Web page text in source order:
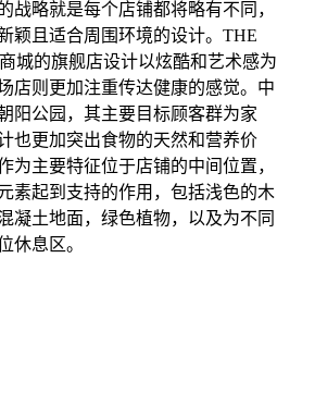
战略就是每个店铺都将略有不同，
颖且适合周围环境的设计。THE
城的旗舰店设计以炫酷和艺术感为
店则更加注重传达健康的感觉。中
阳公园，其主要目标顾客群为家
也更加突出食物的天然和营养价
为主要特征位于店铺的中间位置，
素起到支持的作用，包括浅色的木
凝土地面，绿色植物，以及为不同
休息区。